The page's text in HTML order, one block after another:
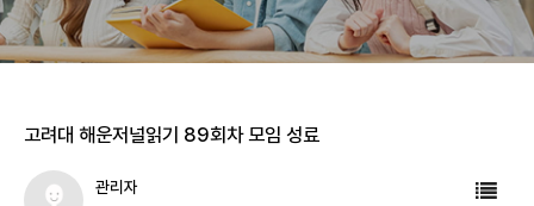
고려대 해운저널읽기 89회차 모임 성료
관리자